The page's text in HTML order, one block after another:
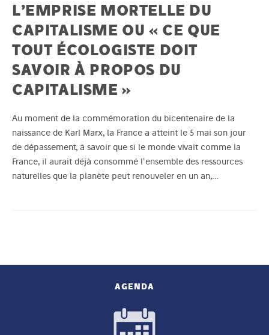
L’EMPRISE MORTELLE DU
CAPITALISME OU « CE QUE
TOUT ÉCOLOGISTE DOIT
SAVOIR À PROPOS DU
CAPITALISME »
Au moment de la commémoration du bicentenaire de la
naissance de Karl Marx, la France a atteint le 5 mai son jour
de dépassement, à savoir que si le monde vivait comme la
France, il aurait déjà consommé l'ensemble des ressources
naturelles que la planète peut renouveler en un an,…
AGENDA